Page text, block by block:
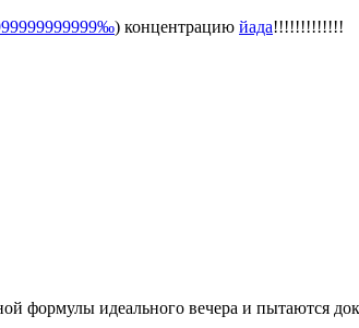
) концентрацию йада!!!!!!!!!!!!!
формулы идеального вечера и пытаются